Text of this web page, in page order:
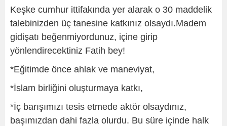
Keşke cumhur ittifakında yer alarak o 30 maddelik
talebinizden üç tanesine katkınız olsaydı.Madem
gidişatı beğenmiyordunuz, içine girip
yönlendirecektiniz Fatih bey!
*Eğitimde önce ahlak ve maneviyat,
*İslam birliğini oluşturmaya katkı,
*İç barışımızı tesis etmede aktör olsaydınız,
başımızdan dahi fazla olurdu. Bu süre içinde halk